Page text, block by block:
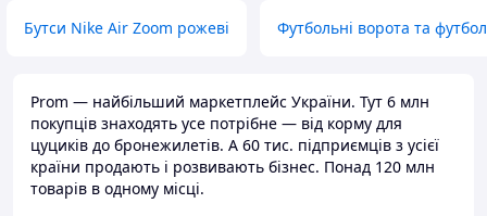
Бутси Nike Air Zoom рожеві Футбольні ворота та
Prom — найбільший маркетплейс України. Тут 6 млн
покупців знаходять усе потрібне — від корму для
цуциків до бронежилетів. А 60 тис. підприємців з усієї
країни продають і розвивають бізнес. Понад 120 млн
товарів в одному місці.